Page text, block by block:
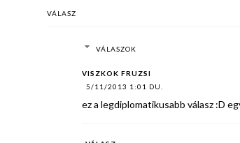
VÁLASZ
VÁLASZOK
VISZKOK FRUZSI
5/11/2013 1:01 DU.
ez a legdiplomatikusabb válasz :D